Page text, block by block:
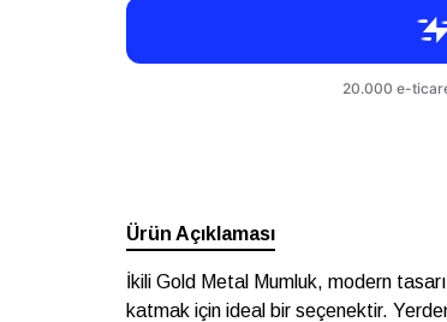
Ürün Açıklaması
İkili Gold Metal Mumluk, modern
katmak için ideal bir seçenektir.